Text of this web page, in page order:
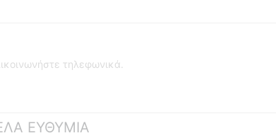
τηλεφωνικά.
ΕΥΘΥΜΙΑ